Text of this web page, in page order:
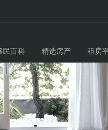
民百科 精选房产 租房